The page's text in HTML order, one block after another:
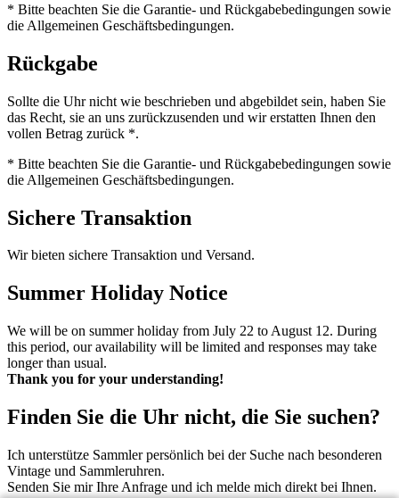
* Bitte beachten Sie die Garantie- und Rückgabebedingungen sowie
die Allgemeinen Geschäftsbedingungen.
Rückgabe
Sollte die Uhr nicht wie beschrieben und abgebildet sein, haben Sie
das Recht, sie an uns zurückzusenden und wir erstatten Ihnen den
vollen Betrag zurück *.
* Bitte beachten Sie die Garantie- und Rückgabebedingungen sowie
die Allgemeinen Geschäftsbedingungen.
Sichere Transaktion
Wir bieten sichere Transaktion und Versand.
Summer Holiday Notice
We will be on summer holiday from July 22 to August 12. During
this period, our availability will be limited and responses may take
longer than usual.
Thank you for your understanding!
Finden Sie die Uhr nicht, die Sie suchen?
Ich unterstütze Sammler persönlich bei der Suche nach besonderen
Vintage und Sammleruhren.
Senden Sie mir Ihre Anfrage und ich melde mich direkt bei Ihnen.